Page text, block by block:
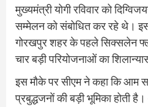
मुख्यमंत्री योगी रविवार को
सम्मेलन को संबोधित कर रहे थे। इस
गोरखपुर शहर के पहले सिक्सलेन
चार बड़ी परियोजनाओं का
इस मौके पर सीएम ने कहा कि आम
प्रबुद्धजनों की बड़ी भूमिका होती